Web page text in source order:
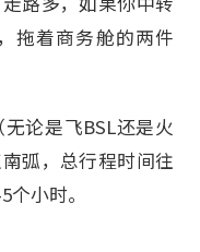
拖着商务舱的两件
论是飞BSL还是火
弧，总行程时间往
小时。